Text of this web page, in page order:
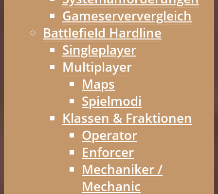
Gameserververgleich
Battlefield Hardline
Singleplayer
Multiplayer
Maps
Spielmodi
Klassen & Fraktionen
Operator
Enforcer
Mechaniker /
Mechanic